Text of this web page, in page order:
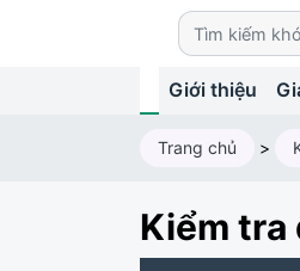
Giới thiệu
Trang chủ >
Kiểm tra